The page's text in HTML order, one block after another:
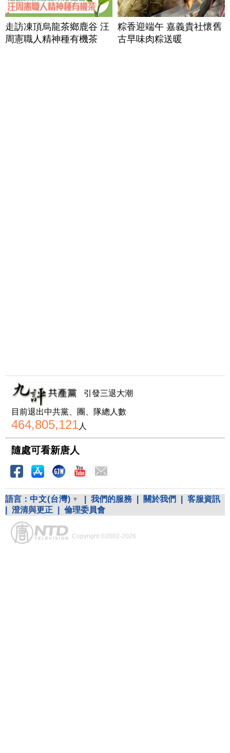
走訪凍頂烏龍茶鄉鹿谷 汪
周憲職人精神種有機茶
粽香迎端午 嘉義貴社懷舊
古早味肉粽送暖
引發三退大潮
目前退出中共黨、團、隊總人數
464,805,121人
隨處可看新唐人
語言： 中文(台灣) 我們的服務 關於我們
客服資訊
澄清與更正 倫理委員會
Copyright ©2002-2026